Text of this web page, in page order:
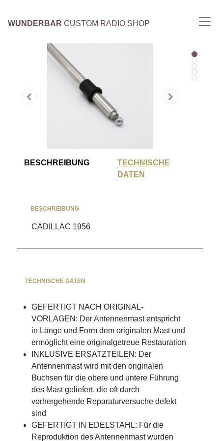
WUNDERBAR CUSTOM RADIO SHOP
BESCHREIBUNG
TECHNISCHE
DATEN
BESCHREIBUNG
CADILLAC 1956
TECHNISCHE DATEN
GEFERTIGT NACH ORIGINAL-
VORLAGEN: Der Antennenmast entspricht
in Länge und Form dem originalen Mast und
ermöglicht eine originalgetreue Restauration
INKLUSIVE ERSATZTEILEN: Der
Antennenmast wird mit den originalen
Buchsen für die obere und untere Führung
des Mast geliefert, die oft durch
vorhergehende Reparaturversuche defekt
sind
GEFERTIGT IN EDELSTAHL: Für die
Reproduktion des Antennenmast wurden